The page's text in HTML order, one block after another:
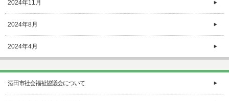
2024年11月
2024年8月
2024年4月
酒田市社会福祉協議会について